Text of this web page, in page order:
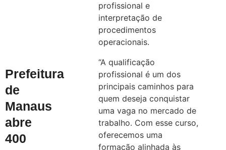
Prefeitura
de
Manaus
abre
400
profissional e
interpretação de
procedimentos
operacionais.
“A qualificação
profissional é um dos
principais caminhos para
quem deseja conquistar
uma vaga no mercado de
trabalho. Com esse curso,
oferecemos uma
formação alinhada às